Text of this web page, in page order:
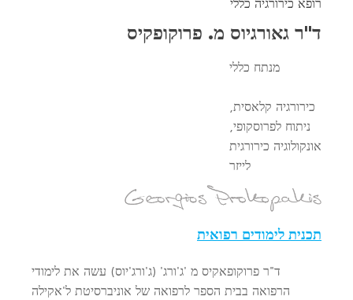
רופא כירורגיה כללי
ד"ר גאורגיוס מ. פרוקופקיס
מנתח כללי
כירורגיה קלאסית,
ניתוח לפרוסקופי,
אונקולוגיה כירורגית
לייזר
תכנית לימודים רפואית
ד"ר פרוקופאקיס מ 'ג'ורג' (ג'ורג'יוס) עשה את לימודי
הרפואה בבית הספר לרפואה של אוניברסיטת ל'אקילה